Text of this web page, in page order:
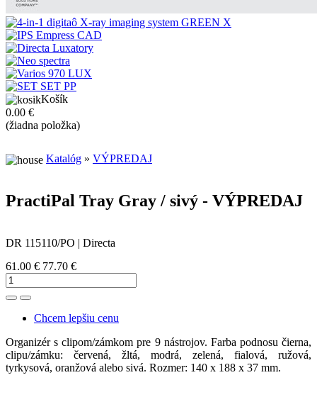
Košík
0.00 €
(žiadna položka)
Katalóg » VÝPREDAJ
PractiPal Tray Gray / sivý - VÝPREDAJ
DR 115110/PO | Directa
61.00 € 77.70 €
Toggle Dropdown
Chcem lepšiu cenu
Organizér s clipom/zámkom pre 9 nástrojov. Farba podnosu čierna,
clipu/zámku: červená, žltá, modrá, zelená, fialová, ružová,
tyrkysová, oranžová alebo sivá. Rozmer: 140 x 188 x 37 mm.